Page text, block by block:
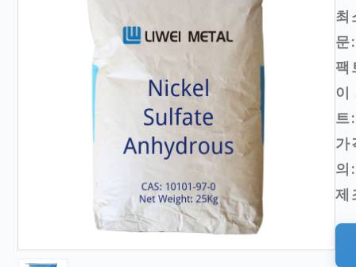
최
문:
팩
이
트:
가
의:
제